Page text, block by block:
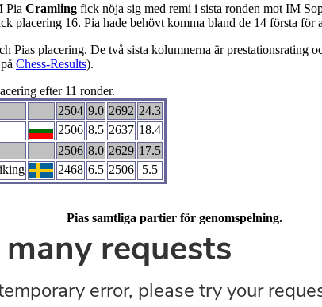
Pia Cramling fick nöja sig med remi i sista ronden mot IM
placering 16. Pia hade behövt komma bland de 14 första
Pias placering. De två sista kolumnerna är prestationsrating
Chess-Results).
efter 11 ronder.
2504 9.0 2692 24.3
2506 8.5 2637 18.4
2506 8.0 2629 17.5
2468 6.5 2506 5.5
Pias samtliga partier för genomspelning.